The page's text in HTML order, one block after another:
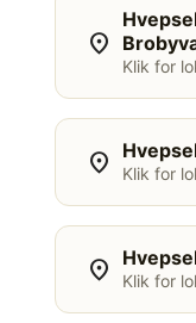
location_on
Klik for
location_on Klik for
location_on Klik for